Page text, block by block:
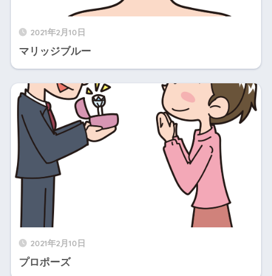
2021年2月10日
マリッジブルー
2021年2月10日
プロポーズ